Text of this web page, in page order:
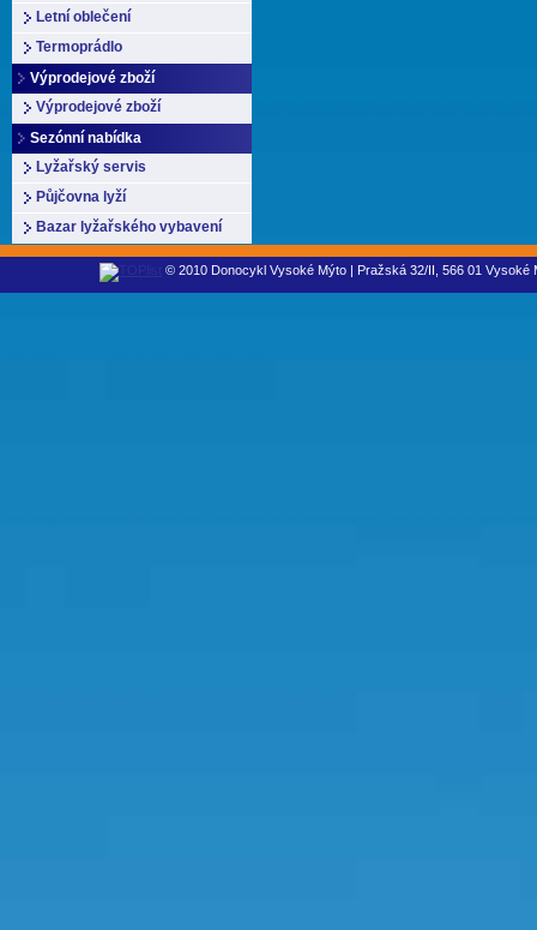
Letní oblečení
Termoprádlo
Výprodejové zboží
Výprodejové zboží
Sezónní nabídka
Lyžařský servis
Půjčovna lyží
Bazar lyžařského vybavení
© 2010 Donocykl Vysoké Mýto | Pražská 32/II, 566 01 Vysoké